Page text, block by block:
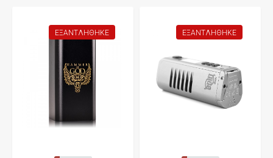
ΕΞΑΝΤΛΉΘΗΚΕ ΕΞΑΝΤΛΉΘΗΚΕ